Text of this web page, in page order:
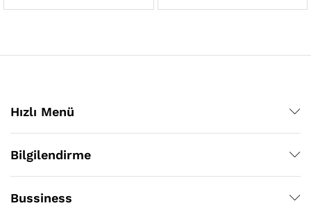
Hızlı Menü
Bilgilendirme
Bussiness